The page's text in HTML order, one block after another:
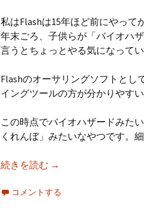
私はFlashは15年ほど前にやって
年末ごろ、子供らが「バイオハ
言うとちょっとやる気になってい
Flashのオーサリングソフトとし
イングツールの方が分かりやす
この時点でバイオハザードみた
くれんぼ」みたいなやつです。
続きを読む 【Flash】（音量注意
→
コメントする